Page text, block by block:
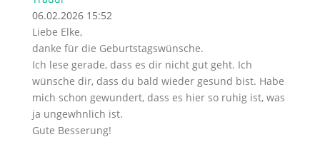
06.02.2026 15:52
Liebe Elke,
danke für die Geburtstagswünsche.
Ich lese gerade, dass es dir nicht gut geht. Ich
wünsche dir, dass du bald wieder gesund bist. Habe
mich schon gewundert, dass es hier so ruhig ist, was
ja ungewhnlich ist.
Gute Besserung!